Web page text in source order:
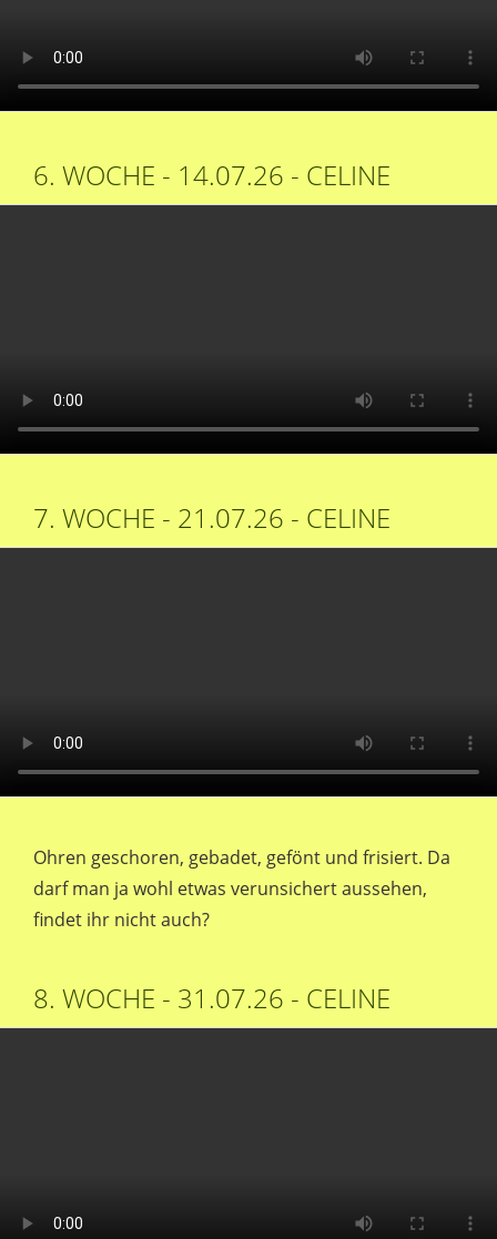
6. WOCHE - 14.07.26 - CELINE
7. WOCHE - 21.07.26 - CELINE
Ohren geschoren, gebadet, gefönt und frisiert. Da
darf man ja wohl etwas verunsichert aussehen,
findet ihr nicht auch?
8. WOCHE - 31.07.26 - CELINE